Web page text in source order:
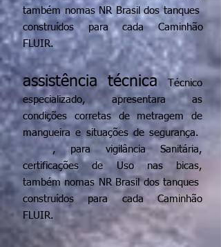
também nomas NR Brasil dos tanques
construídos para cada Caminhão
FLUIR.
assistência técnica Técnico
especializado, apresentara as
condições corretas de metragem de
mangueira e situações de segurança.
, para vigilância Sanitária,
certificações de Uso nas bicas,
também nomas NR Brasil dos tanques
construídos para cada Caminhão
FLUIR.